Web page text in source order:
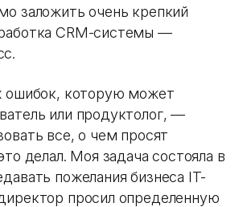
заложить очень крепкий
CRM-системы —
ошибок, которую может
или продуктолог, —
все, о чем просят
делал. Моя задача состояла в
пожелания бизнеса IT-
просил определенную